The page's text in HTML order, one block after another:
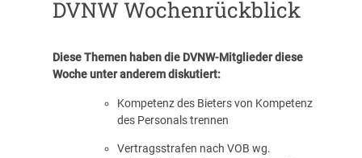
DVNW Wochenrückblick
Diese Themen haben die DVNW-Mitglieder diese
Woche unter anderem diskutiert:
Kompetenz des Bieters von Kompetenz
des Personals trennen
Vertragsstrafen nach VOB wg.